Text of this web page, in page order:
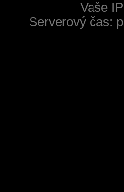
Vaše
Serverový čas: